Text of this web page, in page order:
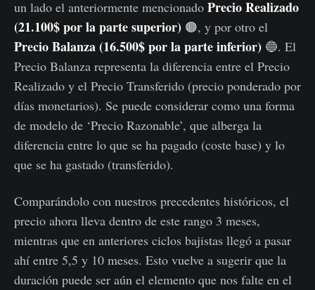
un lado el anteriormente mencionado Precio Realizado
(21.100$por la parte superior) 🟠, y por otro el
Precio Balanza (16.500$por la parte inferior) 🔵. El
Precio Balanza representa la diferencia entre el Precio
Realizado y el Precio Transferido (precio ponderado por
días monetarios). Se puede considerar como una forma
de modelo de ‘Precio Razonable’, que alberga la
diferencia entre lo que se ha pagado (coste base) y lo
que se ha gastado (transferido).
Comparándolo con nuestros precedentes históricos, el
precio ahora lleva dentro de este rango 3 meses,
mientras que en anteriores ciclos bajistas llegó a pasar
ahí entre 5,5 y 10 meses. Esto vuelve a sugerir que la
duración puede ser aún el elemento que nos falte en el